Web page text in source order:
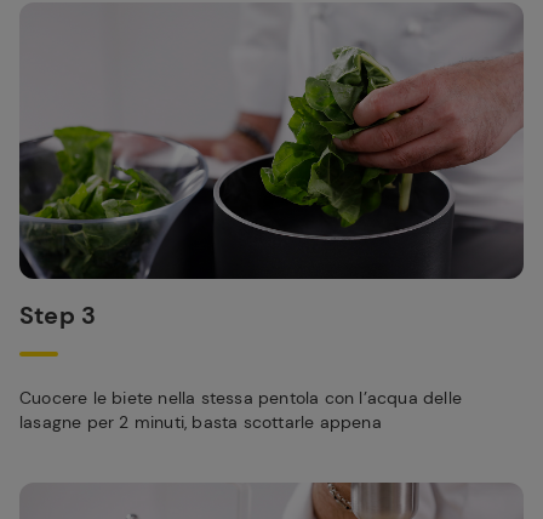
Step 3
Cuocere le biete nella stessa pentola con l’acqua delle
lasagne per 2 minuti, basta scottarle appena